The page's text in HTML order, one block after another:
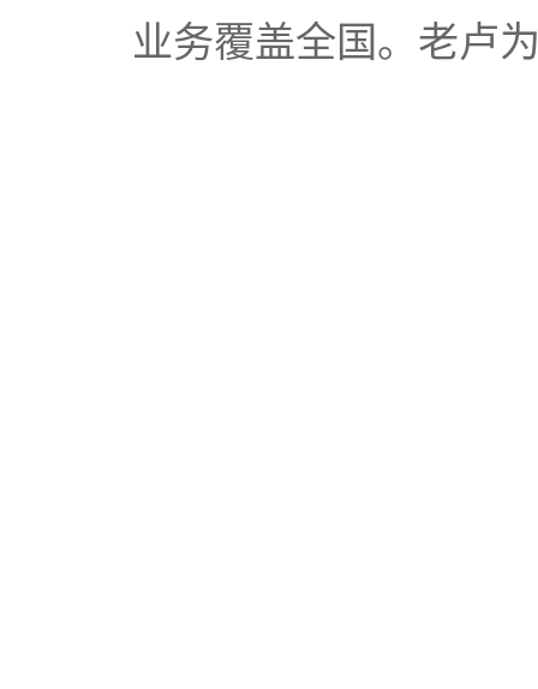
业务覆盖全国。老卢